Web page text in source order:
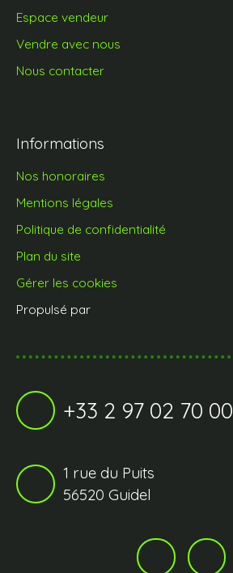
Espace vendeur
Vendre avec nous
Nous contacter
Informations
Nos honoraires
Mentions légales
Politique de confidentialité
Plan du site
Gérer les cookies
Propulsé par
+33 2 97 02 70 00
1 rue du Puits
56520 Guidel